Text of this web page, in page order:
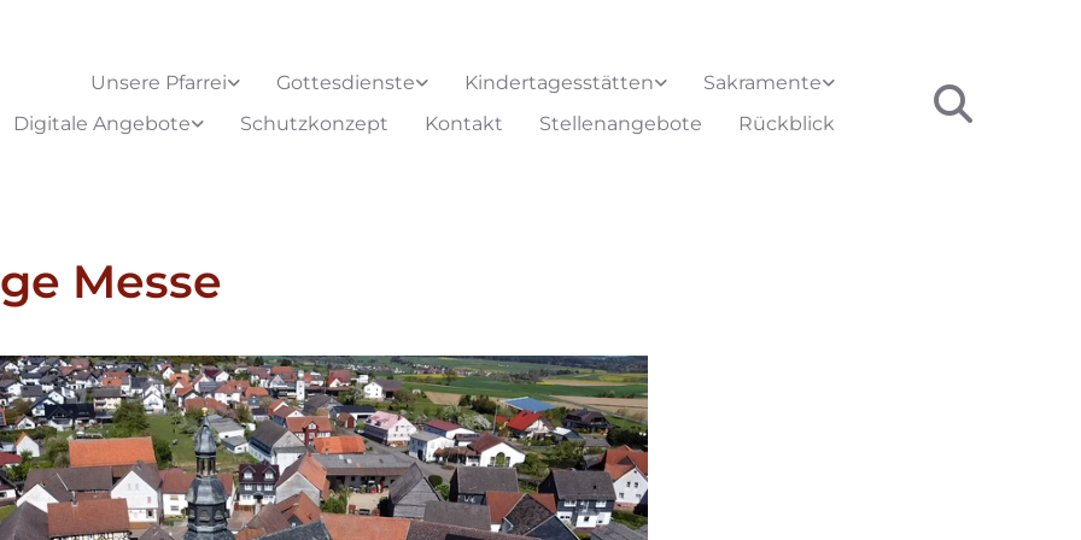
Unsere Pfarrei Gottesdienste Kindertagesstätten
Sakramente
Digitale Angebote
Schutzkonzept Kontakt Stellenangebote Rückblick
Messe